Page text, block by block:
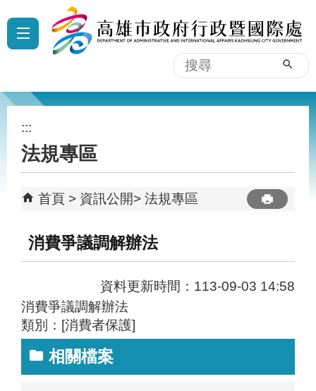
跳到主要內容區塊
搜
尋
:::
法規專區
首頁 資訊公開 法規專區
消費爭議調解辦法
資料更新時間：113-09-03 14:58
消費爭議調解辦法
類別：[消費者保護]
相關檔案